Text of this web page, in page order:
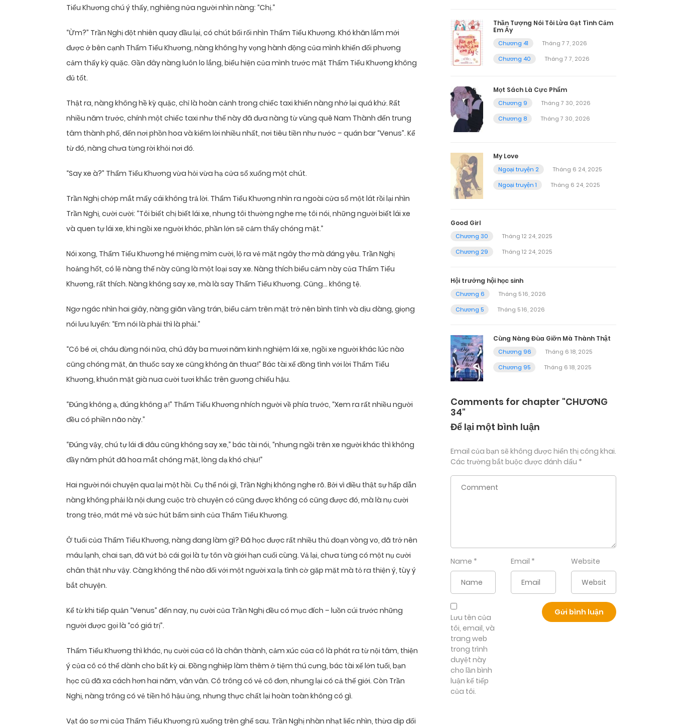
Tiểu Khương chú ý thấy, nghiêng nửa người nhìn nàng: “Chị.”
“Ừm?” Trần Nghị đột nhiên quay đầu lại, có chút bối rối nhìn Thẩm Tiểu Khương. Khó khăn lắm mới
được ở bên cạnh Thẩm Tiểu Khương, nàng không hy vọng hành động của mình khiến đối phương
cảm thấy kỳ quặc. Gần đây nàng luôn lo lắng, biểu hiện của mình trước mặt Thẩm Tiểu Khương không
đủ tốt.
Thật ra, nàng không hề kỳ quặc, chỉ là hoàn cảnh trong chiếc taxi khiến nàng nhớ lại quá khứ. Rất
nhiều năm trước, chính một chiếc taxi như thế này đã đưa nàng từ vùng quê Nam Thành đến trung
tâm thành phố, đến nơi phồn hoa và kiếm lời nhiều nhất, nơi tiêu tiền như nước – quán bar “Venus”. Kể
từ đó, nàng chưa từng rời khỏi nơi đó.
“Say xe à?” Thẩm Tiểu Khương vừa hỏi vừa hạ cửa sổ xuống một chút.
Trần Nghị chớp mắt mấy cái không trả lời. Thẩm Tiểu Khương nhìn ra ngoài cửa sổ một lát rồi lại nhìn
Trần Nghị, cười cười: “Tôi biết chị biết lái xe, nhưng tôi thường nghe mẹ tôi nói, những người biết lái xe
và quen tự lái xe, khi ngồi xe người khác, phần lớn sẽ cảm thấy chóng mặt.”
Nói xong, Thẩm Tiểu Khương hé miệng mỉm cười, lộ ra vẻ mặt ngây thơ mà đáng yêu. Trần Nghị
hoảng hốt, có lẽ nàng thế này cũng là một loại say xe. Nàng thích biểu cảm này của Thẩm Tiểu
Khương, rất thích. Nàng không say xe, mà là say Thẩm Tiểu Khương. Cũng… không tệ.
Ngơ ngác nhìn hai giây, nàng giãn vầng trán, biểu cảm trên mặt trở nên bình tĩnh và dịu dàng, giọng
nói lưu luyến: “Em nói là phải thì là phải.”
“Cô bé ơi, cháu đừng nói nữa, chú đây ba mươi năm kinh nghiệm lái xe, ngồi xe người khác lúc nào
cũng chóng mặt, ăn thuốc say xe cũng không ăn thua!” Bác tài xế đồng tình với lời Thẩm Tiểu
Khương, khuôn mặt già nua cười tươi khắc trên gương chiếu hậu.
“Đúng không ạ, đúng không ạ!” Thẩm Tiểu Khương nhích người về phía trước, “Xem ra rất nhiều người
đều có phiền não này.”
“Đúng vậy, chú tự lái đi đâu cũng không say xe,” bác tài nói, “nhưng ngồi trên xe người khác thì không
đầy năm phút đã hoa mắt chóng mặt, lòng dạ khó chịu!”
Hai người nói chuyện qua lại một hồi. Cụ thể nói gì, Trần Nghị không nghe rõ. Bởi vì điều thật sự hấp dẫn
nàng không phải là nội dung cuộc trò chuyện có cũng được không có cũng được đó, mà là nụ cười
trong trẻo, mát mẻ và sức hút bẩm sinh của Thẩm Tiểu Khương.
Ở tuổi của Thẩm Tiểu Khương, nàng đang làm gì? Đã học được rất nhiều thủ đoạn vòng vo, đã trở nên
máu lạnh, chai sạn, đã vứt bỏ cái gọi là tự tôn và giới hạn cuối cùng. Vả lại, chưa từng có một nụ cười
chân thật như vậy. Càng không thể nào đối với một người xa lạ tình cờ gặp mặt mà tỏ ra thiện ý, tùy ý
bắt chuyện.
Kể từ khi tiếp quản “Venus” đến nay, nụ cười của Trần Nghị đều có mục đích – luồn cúi trước những
người được gọi là “có giá trị”.
Thẩm Tiểu Khương thì khác, nụ cười của cô là chân thành, cảm xúc của cô là phát ra từ nội tâm, thiện
ý của cô có thể dành cho bất kỳ ai. Đồng nghiệp làm thêm ở tiệm thú cưng, bác tài xế lớn tuổi, bạn
học cũ đã xa cách hơn hai năm, vân vân. Cô trông có vẻ cô đơn, nhưng lại có cả thế giới. Còn Trần
Nghị, nàng trông có vẻ tiền hô hậu ủng, nhưng thực chất lại hoàn toàn không có gì.
Vạt áo sơ mi của Thẩm Tiểu Khương rũ xuống trên ghế sau. Trần Nghị nhàn nhạt liếc nhìn, thừa dịp đối
Thần Tượng Nói Tôi Lừa Gạt Tình Cảm
Em Ấy
Chương 41
Tháng 7 7, 2026
Chương 40
Tháng 7 7, 2026
Mọt Sách Là Cực Phẩm
Chương 9
Tháng 7 30, 2026
Chương 8
Tháng 7 30, 2026
My Love
Ngoại truyện 2
Tháng 6 24, 2025
Ngoại truyện 1
Tháng 6 24, 2025
Good Girl
Chương 30
Tháng 12 24, 2025
Chương 29
Tháng 12 24, 2025
Hội trưởng hội học sinh
Chương 6
Tháng 5 16, 2026
Chương 5
Tháng 5 16, 2026
Cùng Nàng Đùa Giỡn Mà Thành Thật
Chương 96
Tháng 6 18, 2025
Chương 95
Tháng 6 18, 2025
Comments for chapter "CHƯƠNG
34"
Để lại một bình luận
Email của bạn sẽ không được hiển thị công khai.
Các trường bắt buộc được đánh dấu *
Name * Email * Website
Lưu tên của
tôi, email, và
trang web
trong trình
duyệt này
cho lần bình
luận kế tiếp
của tôi.